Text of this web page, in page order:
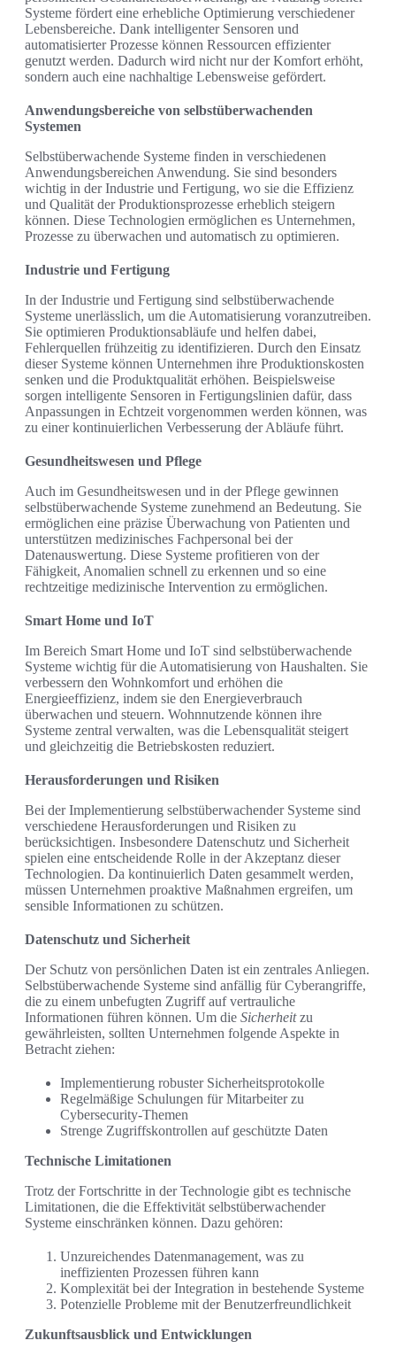
Systeme fördert eine erhebliche Optimierung verschiedener
Lebensbereiche. Dank intelligenter Sensoren und
automatisierter Prozesse können Ressourcen effizienter
genutzt werden. Dadurch wird nicht nur der Komfort erhöht,
sondern auch eine nachhaltige Lebensweise gefördert.
Anwendungsbereiche von selbstüberwachenden
Systemen
Selbstüberwachende Systeme finden in verschiedenen
Anwendungsbereichen Anwendung. Sie sind besonders
wichtig in der Industrie und Fertigung, wo sie die Effizienz
und Qualität der Produktionsprozesse erheblich steigern
können. Diese Technologien ermöglichen es Unternehmen,
Prozesse zu überwachen und automatisch zu optimieren.
Industrie und Fertigung
In der Industrie und Fertigung sind selbstüberwachende
Systeme unerlässlich, um die Automatisierung voranzutreiben.
Sie optimieren Produktionsabläufe und helfen dabei,
Fehlerquellen frühzeitig zu identifizieren. Durch den Einsatz
dieser Systeme können Unternehmen ihre Produktionskosten
senken und die Produktqualität erhöhen. Beispielsweise
sorgen intelligente Sensoren in Fertigungslinien dafür, dass
Anpassungen in Echtzeit vorgenommen werden können, was
zu einer kontinuierlichen Verbesserung der Abläufe führt.
Gesundheitswesen und Pflege
Auch im Gesundheitswesen und in der Pflege gewinnen
selbstüberwachende Systeme zunehmend an Bedeutung. Sie
ermöglichen eine präzise Überwachung von Patienten und
unterstützen medizinisches Fachpersonal bei der
Datenauswertung. Diese Systeme profitieren von der
Fähigkeit, Anomalien schnell zu erkennen und so eine
rechtzeitige medizinische Intervention zu ermöglichen.
Smart Home und IoT
Im Bereich Smart Home und IoT sind selbstüberwachende
Systeme wichtig für die Automatisierung von Haushalten. Sie
verbessern den Wohnkomfort und erhöhen die
Energieeffizienz, indem sie den Energieverbrauch
überwachen und steuern. Wohnnutzende können ihre
Systeme zentral verwalten, was die Lebensqualität steigert
und gleichzeitig die Betriebskosten reduziert.
Herausforderungen und Risiken
Bei der Implementierung selbstüberwachender Systeme sind
verschiedene Herausforderungen und Risiken zu
berücksichtigen. Insbesondere Datenschutz und Sicherheit
spielen eine entscheidende Rolle in der Akzeptanz dieser
Technologien. Da kontinuierlich Daten gesammelt werden,
müssen Unternehmen proaktive Maßnahmen ergreifen, um
sensible Informationen zu schützen.
Datenschutz und Sicherheit
Der Schutz von persönlichen Daten ist ein zentrales Anliegen.
Selbstüberwachende Systeme sind anfällig für Cyberangriffe,
die zu einem unbefugten Zugriff auf vertrauliche
Informationen führen können. Um die Sicherheitzu
gewährleisten, sollten Unternehmen folgende Aspekte in
Betracht ziehen:
Implementierung robuster Sicherheitsprotokolle
Regelmäßige Schulungen für Mitarbeiter zu
Cybersecurity-Themen
Strenge Zugriffskontrollen auf geschützte Daten
Technische Limitationen
Trotz der Fortschritte in der Technologie gibt es technische
Limitationen, die die Effektivität selbstüberwachender
Systeme einschränken können. Dazu gehören:
Unzureichendes Datenmanagement, was zu
ineffizienten Prozessen führen kann
Komplexität bei der Integration in bestehende Systeme
Potenzielle Probleme mit der Benutzerfreundlichkeit
Zukunftsausblick und Entwicklungen